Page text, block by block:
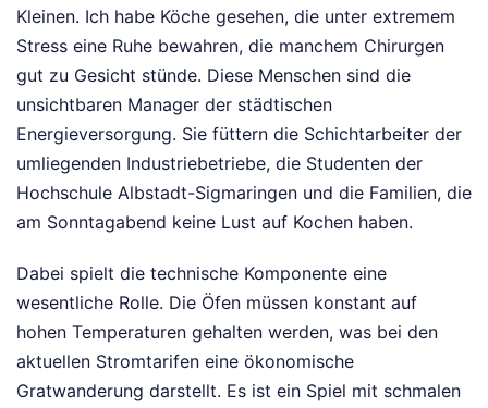
Kleinen. Ich habe Köche gesehen, die unter extremem
Stress eine Ruhe bewahren, die manchem Chirurgen
gut zu Gesicht stünde. Diese Menschen sind die
unsichtbaren Manager der städtischen
Energieversorgung. Sie füttern die Schichtarbeiter der
umliegenden Industriebetriebe, die Studenten der
Hochschule Albstadt-Sigmaringen und die Familien, die
am Sonntagabend keine Lust auf Kochen haben.
Dabei spielt die technische Komponente eine
wesentliche Rolle. Die Öfen müssen konstant auf
hohen Temperaturen gehalten werden, was bei den
aktuellen Stromtarifen eine ökonomische
Gratwanderung darstellt. Es ist ein Spiel mit schmalen